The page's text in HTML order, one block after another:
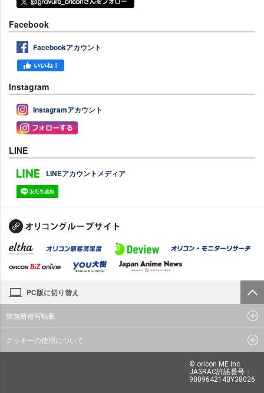
Facebook
Facebookアカウント
Instagram
Instagramアカウント
LINE
LINEアカウントメディア
PC版に切り替え
禁無断複写転載
クッキーの使用について
© oricon ME inc.
JASRAC許諾番号：
9009642140Y38026